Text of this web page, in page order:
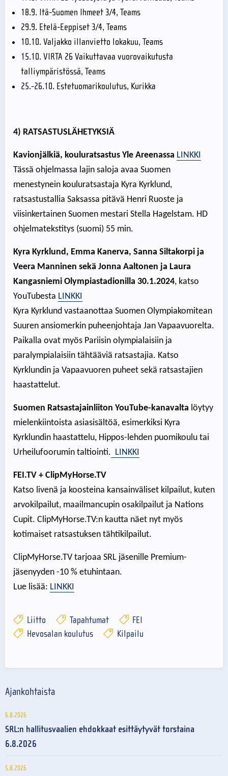
18.9. Itä-Suomen Ihmeet 3/4, Teams
29.9. Etelä-Eeppiset 3/4, Teams
10.10. Valjakko illanvietto lokakuu, Teams
15.10. VIRTA 26 Vaikuttavaa vuorovaikutusta
talliympäristössä, Teams
25.-26.10. Estetuomarikoulutus, Kurikka
4) RATSASTUSLÄHETYKSIÄ
Kavionjälkiä, kouluratsastus Yle Areenassa LINKKI
Tässä ohjelmassa lajin saloja avaa Suomen
menestynein kouluratsastaja Kyra Kyrklund,
ratsastustallia Saksassa pitävä Henri Ruoste ja
viisinkertainen Suomen mestari Stella Hagelstam. HD
ohjelmatekstitys (suomi) 55 min.
Kyra Kyrklund, Emma Kanerva, Sanna Siltakorpi ja
Veera Manninen sekä Jonna Aaltonen ja Laura
Kangasniemi Olympiastadionilla 30.1.2024, katso
YouTubesta LINKKI
Kyra Kyrklund vastaanottaa Suomen Olympiakomitean
Suuren ansiomerkin puheenjohtaja Jan Vapaavuorelta.
Paikalla ovat myös Pariisin olympialaisiin ja
paralympialaisiin tähtääviä ratsastajia. Katso
Kyrklundin ja Vapaavuoren puheet sekä ratsastajien
haastattelut.
Suomen Ratsastajainliiton YouTube-kanavalta löytyy
mielenkiintoista asiasisältöä, esimerkiksi Kyra
Kyrklundin haastattelu, Hippos-lehden puomikoulu tai
Urheilufoorumin taltiointi. LINKKI
FEI.TV + ClipMyHorse.TV
Katso livenä ja koosteina kansainväliset kilpailut, kuten
arvokilpailut, maailmancupin osakilpailut ja Nations
Cupit. ClipMyHorse.TV:n kautta näet nyt myös
kotimaiset ratsastuksen tähtikilpailut.
ClipMyHorse.TV tarjoaa SRL jäsenille Premium-
jäsenyyden -10 % etuhintaan.
Lue lisää: LINKKI
Liitto Tapahtumat
FEI
Hevosalan koulutus
Kilpailu
Ajankohtaista
6.8.2026
SRL:n hallitusvaalien ehdokkaat esittäytyvät torstaina
6.8.2026
5.8.2026